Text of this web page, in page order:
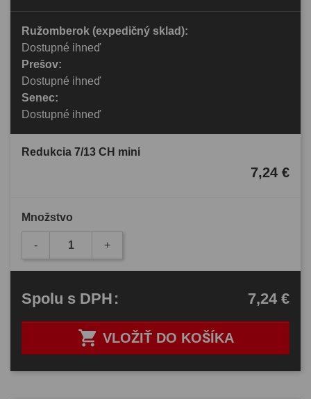
Ružomberok (expedičný sklad):
Dostupné ihneď
Prešov:
Dostupné ihneď
Senec:
Dostupné ihneď
Redukcia 7/13 CH mini
7,24 €
Množstvo
- +
 VLOŽIŤ DO KOŠÍKA
Spolu s DPH: 7,24 €